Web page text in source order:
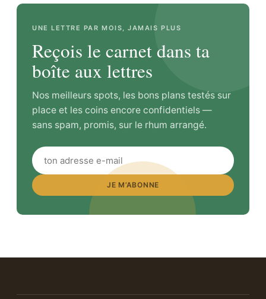
UNE LETTRE PAR MOIS, JAMAIS PLUS
Reçois le carnet dans ta
boîte aux lettres
Nos meilleurs spots, les bons plans testés sur
place et les coins encore confidentiels —
sans spam, promis, sur le rhum arrangé.
JE M’ABONNE